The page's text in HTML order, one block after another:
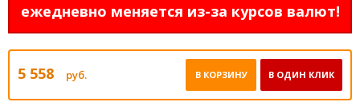
ежедневно меняется из-за курсов валют!
5 558 руб. В ОДИН КЛИК
В КОРЗИНУ